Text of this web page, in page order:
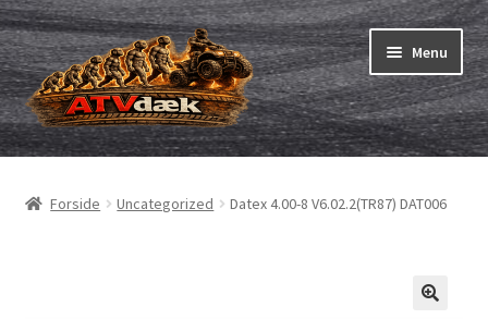
Spring
til
navigation
Spring
til
indhold
Menu
ATV-dæk
Udfold
Forside Uncategorized Datex 4.00-8 V6.02.2(TR87) DAT006